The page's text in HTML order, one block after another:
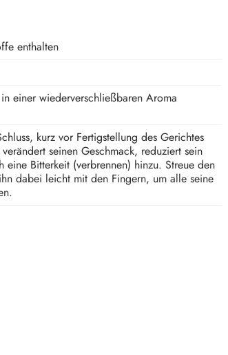
enthalten
einer wiederverschließbaren Aroma
kurz vor Fertigstellung des Gerichtes
seinen Geschmack, reduziert sein
eine Bitterkeit (verbrennen) hinzu. Streue den
dabei leicht mit den Fingern, um alle seine